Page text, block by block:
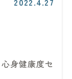
身健康度セ